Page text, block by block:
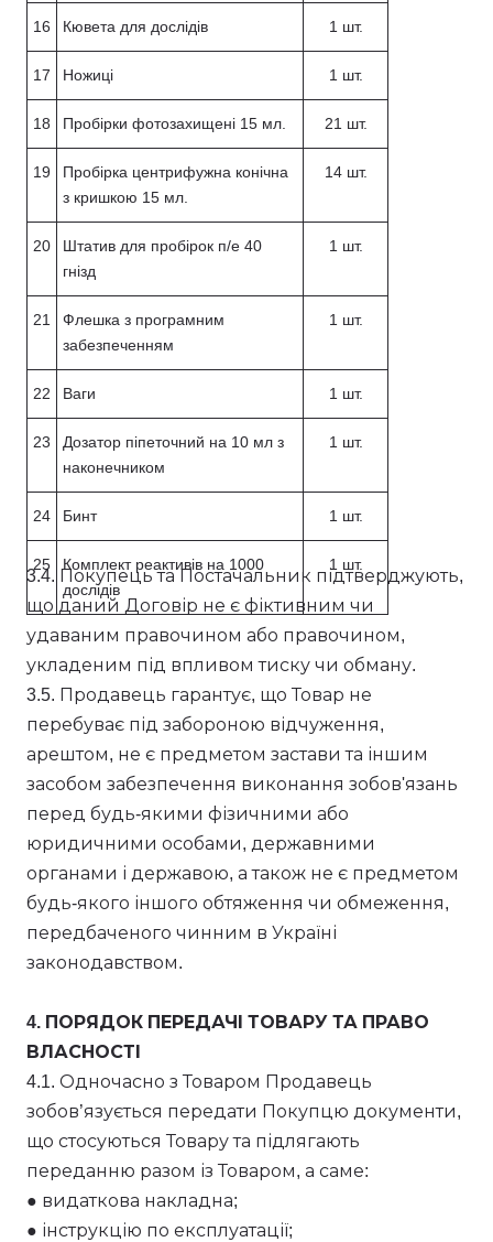
16 Кювета для дослідів 1 шт.
17 Ножиці 1 шт.
18 Пробірки фотозахищені 15 мл. 21 шт.
19
Пробірка центрифужна конічна
з кришкою 15 мл.
14 шт.
20
Штатив для пробірок п/е 40
гнізд
1 шт.
21
Флешка з програмним
забезпеченням
1 шт.
22 Ваги 1 шт.
23
Дозатор піпеточний на 10 мл з
наконечником
1 шт.
24 Бинт 1 шт.
25
Комплект реактивів на 1000
дослідів
1 шт.
3.4. Покупець та Постачальник підтверджують,
що даний Договір не є фіктивним чи
удаваним правочином або правочином,
укладеним під впливом тиску чи обману.
3.5. Продавець гарантує, що Товар не
перебуває під забороною відчуження,
арештом, не є предметом застави та іншим
засобом забезпечення виконання зобов'язань
перед будь-якими фізичними або
юридичними особами, державними
органами і державою, а також не є предметом
будь-якого іншого обтяження чи обмеження,
передбаченого чинним в Україні
законодавством.
4. ПОРЯДОК ПЕРЕДАЧІ ТОВАРУ ТА ПРАВО
ВЛАСНОСТІ
4.1. Одночасно з Товаром Продавець
зобов’язується передати Покупцю документи,
що стосуються Товару та підлягають
переданню разом із Товаром, а саме:
● видаткова накладна;
● інструкцію по експлуатації;